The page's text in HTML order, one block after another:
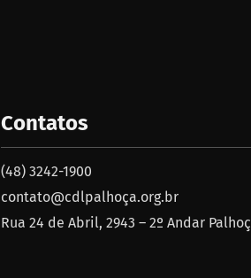
Contatos
(48) 3242-1900
contato@cdlpalhoça.org.br
Rua 24 de Abril, 2943 – 2º Andar